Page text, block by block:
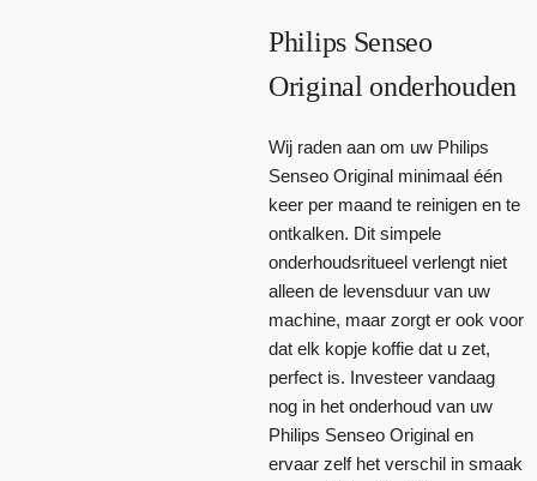
Philips Senseo
Original onderhouden
Wij raden aan om uw Philips
Senseo Original minimaal één
keer per maand te reinigen en te
ontkalken. Dit simpele
onderhoudsritueel verlengt niet
alleen de levensduur van uw
machine, maar zorgt er ook voor
dat elk kopje koffie dat u zet,
perfect is. Investeer vandaag
nog in het onderhoud van uw
Philips Senseo Original en
ervaar zelf het verschil in smaak